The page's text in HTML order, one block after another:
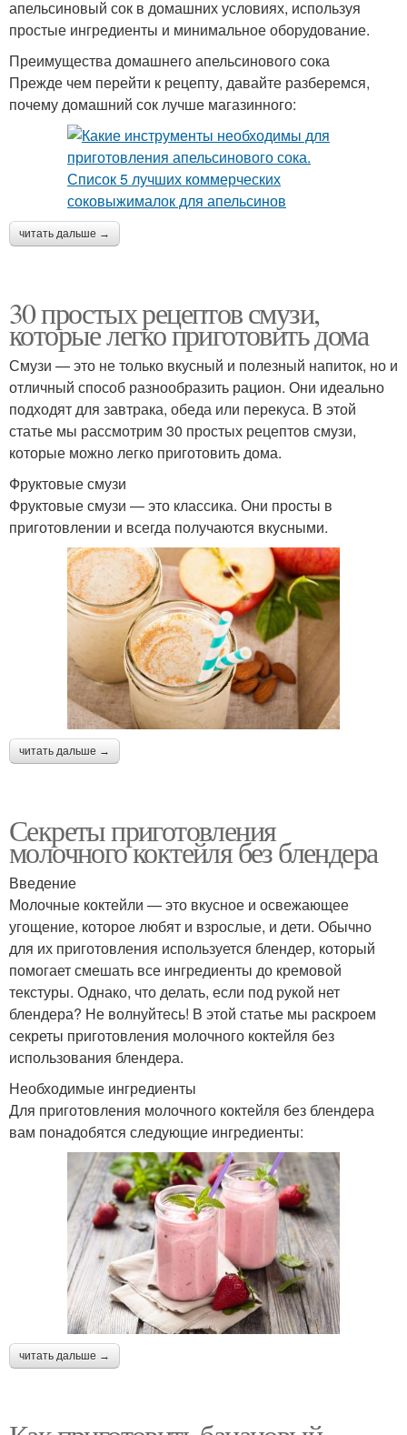
апельсиновый сок в домашних условиях, используя
простые ингредиенты и минимальное оборудование.
Преимущества домашнего апельсинового сока
Прежде чем перейти к рецепту, давайте разберемся,
почему домашний сок лучше магазинного:
читать дальше →
30 простых рецептов смузи,
которые легко приготовить дома
Смузи — это не только вкусный и полезный напиток, но и
отличный способ разнообразить рацион. Они идеально
подходят для завтрака, обеда или перекуса. В этой
статье мы рассмотрим 30 простых рецептов смузи,
которые можно легко приготовить дома.
Фруктовые смузи
Фруктовые смузи — это классика. Они просты в
приготовлении и всегда получаются вкусными.
читать дальше →
Секреты приготовления
молочного коктейля без блендера
Введение
Молочные коктейли — это вкусное и освежающее
угощение, которое любят и взрослые, и дети. Обычно
для их приготовления используется блендер, который
помогает смешать все ингредиенты до кремовой
текстуры. Однако, что делать, если под рукой нет
блендера? Не волнуйтесь! В этой статье мы раскроем
секреты приготовления молочного коктейля без
использования блендера.
Необходимые ингредиенты
Для приготовления молочного коктейля без блендера
вам понадобятся следующие ингредиенты:
читать дальше →